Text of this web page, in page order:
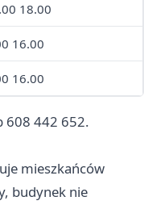
18.00
16.00
16.00
608 442 652.
mieszkańców
budynek nie